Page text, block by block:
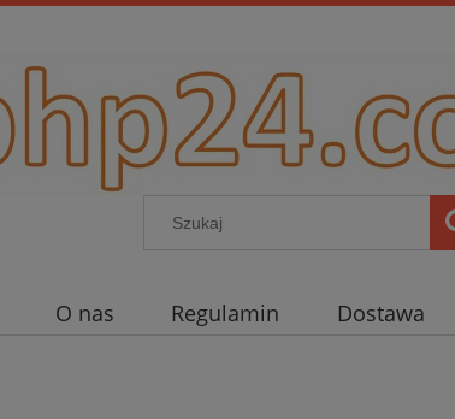
O nas Regulamin Dostawa